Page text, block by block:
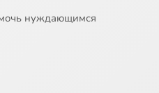
нуждающимся